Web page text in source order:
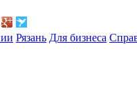
Рязань Для бизнеса